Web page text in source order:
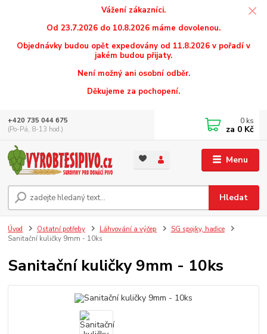
Vážení zákazníci.
Od 23.7.2026 do 10.8.2026 máme dovolenou.
Objednávky budou opět expedovány od 11.8.2026 v pořadí v
jakém budou přijaty.
Není možný ani osobní odběr.
Děkujeme za pochopení.
Menu
Hledat
+420 735 044 675
(Po-Pá, 8-13 hod.)
0 ks
za 0 Kč
Úvod Ostatní potřeby Láhvování a výčep
SG spojky, hadice
Sanitační kuličky 9mm - 10ks
Sanitační kuličky 9mm - 10ks